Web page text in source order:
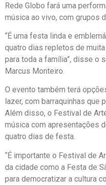
Rede Globo fará uma
música ao vivo, com grupos
“É uma festa linda e
quatro dias repletos de
para toda a família”, disse o
Marcus Monteiro.
O evento também terá
lazer, com barraquinhas que
Além disso, o Festival de
música com apresentações
quatro dias de festa.
“É importante o Festival de
da cidade como a Festa de
para democratizar a cultura